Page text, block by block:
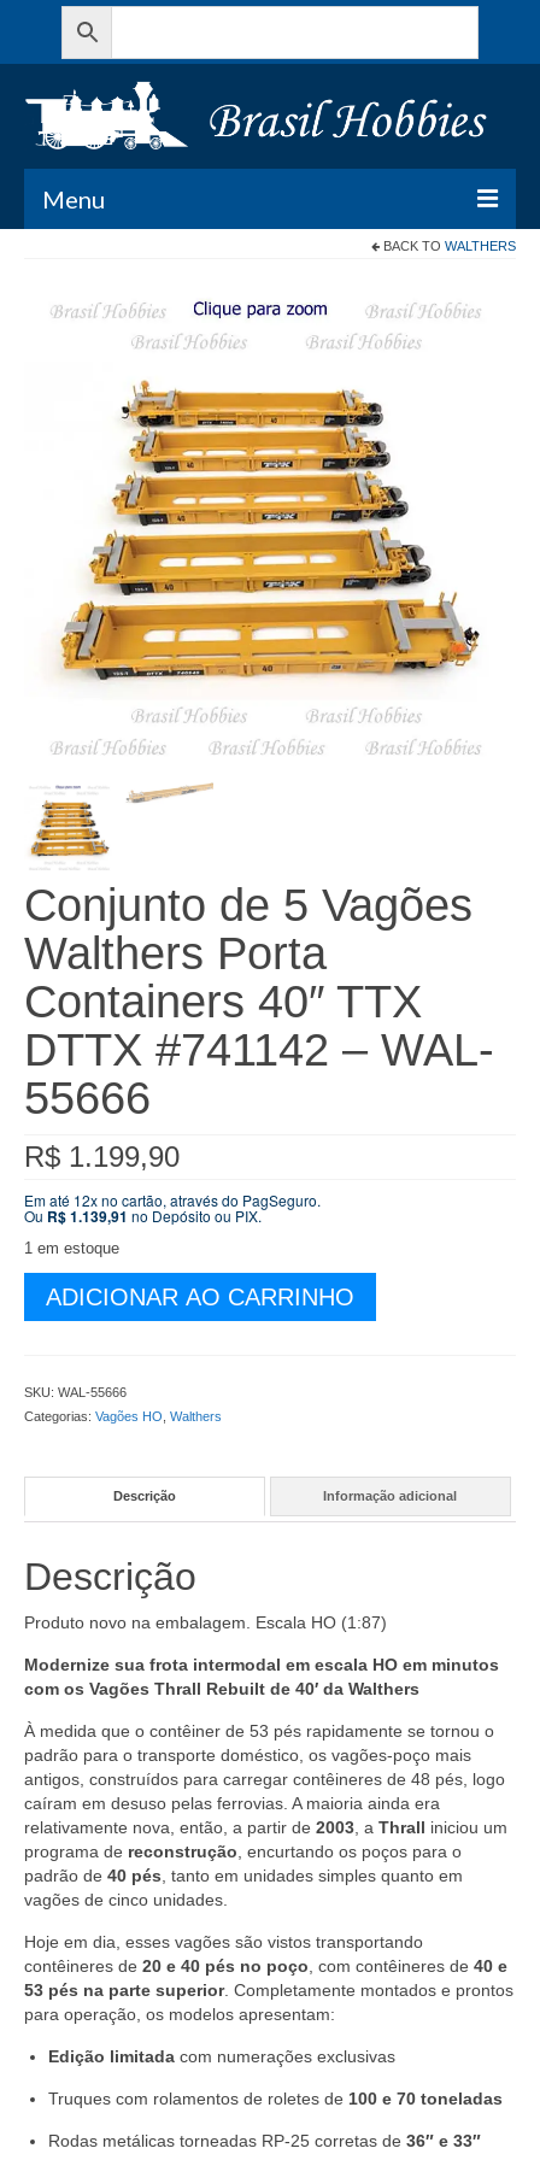
Menu
Meu Carrinho
Contato
BACK TO WALTHERS
Conjunto de 5 Vagões
Walthers Porta
Containers 40″ TTX
DTTX #741142 – WAL-
55666
R$ 1.199,90
Em até 12x no cartão, através do PagSeguro.
Ou R$1.139,91 no Depósito ou PIX.
1 em estoque
Containers
TTX
#741142
WAL-
quantidade
ADICIONAR AO CARRINHO
SKU: WAL-55666
Categorias: Vagões HO Walthers
Descrição Informação adicional
Descrição
Produto novo na embalagem. Escala HO (1:87)
Modernize sua frota intermodal em escala HO em minutos
com os Vagões Thrall Rebuilt de 40′ da Walthers
À medida que o contêiner de 53 pés rapidamente se tornou o
padrão para o transporte doméstico, os vagões-poço mais
antigos, construídos para carregar contêineres de 48 pés, logo
caíram em desuso pelas ferrovias. A maioria ainda era
relativamente nova, então, a partir de 2003 , a Thrall iniciou um
programa de reconstrução , encurtando os poços para o
padrão de 40 pés , tanto em unidades simples quanto em
vagões de cinco unidades.
Hoje em dia, esses vagões são vistos transportando
contêineres de 20 e 40 pés no poço , com contêineres de 40 e
53 pés na parte superior. Completamente montados e prontos
para operação, os modelos apresentam:
Edição limitada com numerações exclusivas
Truques com rolamentos de roletes de 100 e 70 toneladas
Rodas metálicas torneadas RP-25 corretas de 36″ e 33″